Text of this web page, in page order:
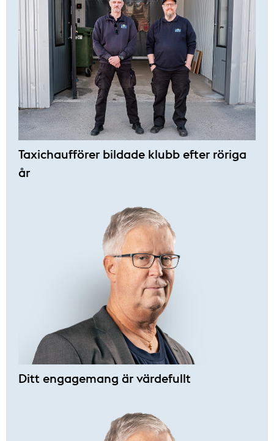
Taxichaufförer bildade klubb efter röriga
år
Ditt engagemang är värdefullt